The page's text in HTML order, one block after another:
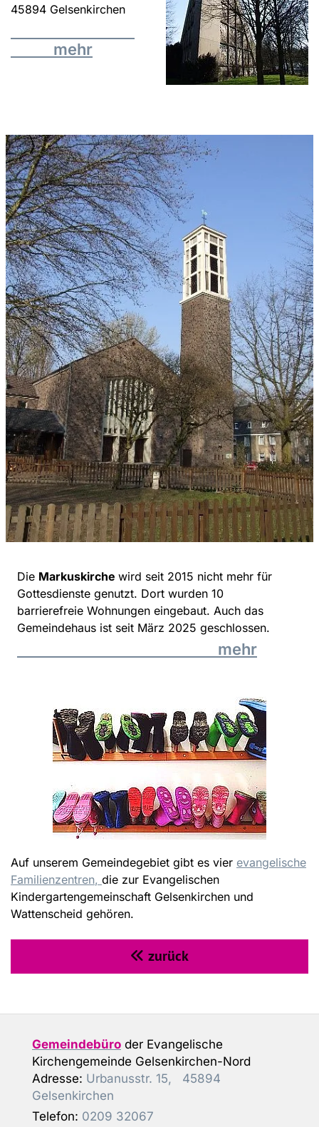
45894 Gelsenkirchen
mehr
Die Markuskirche wird seit 2015 nicht mehr für
Gottesdienste genutzt. Dort wurden 10
barrierefreie Wohnungen eingebaut. Auch das
Gemeindehaus ist seit März 2025 geschlossen.
mehr
Auf unserem Gemeindegebiet gibt es vier evangelische
Familienzentren, die zur Evangelischen
Kindergartengemeinschaft Gelsenkirchen und
Wattenscheid gehören.
 zurück
Gemeindebüro der Evangelische
Kirchengemeinde Gelsenkirchen-Nord
Adresse: Urbanusstr. 15, 45894
Gelsenkirchen
Telefon: 0209 32067